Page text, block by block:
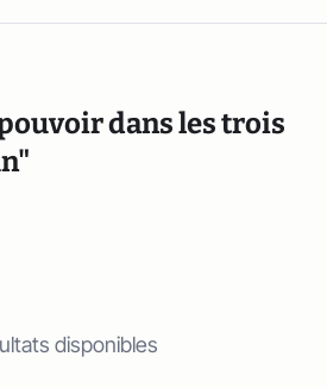
dans les trois
disponibles